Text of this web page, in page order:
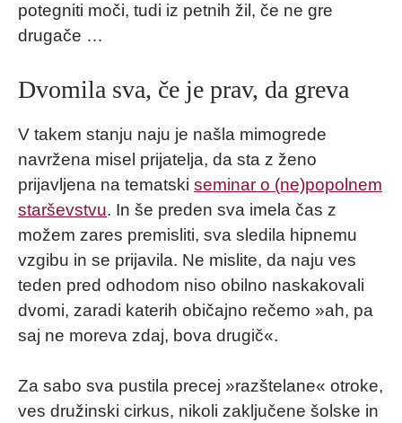
potegniti moči, tudi iz petnih žil, če ne gre
drugače …
Dvomila sva, če je prav, da greva
V takem stanju naju je našla mimogrede
navržena misel prijatelja, da sta z ženo
prijavljena na tematski seminar o (ne)popolnem
starševstvu. In še preden sva imela čas z
možem zares premisliti, sva sledila hipnemu
vzgibu in se prijavila. Ne mislite, da naju ves
teden pred odhodom niso obilno naskakovali
dvomi, zaradi katerih običajno rečemo »ah, pa
saj ne moreva zdaj, bova drugič«.
Za sabo sva pustila precej »razštelane« otroke,
ves družinski cirkus, nikoli zaključene šolske in